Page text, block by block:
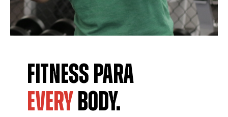
FITNESS PARA
EVERY BODY.